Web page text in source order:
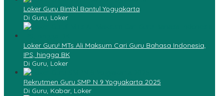
Loker Guru Bimbl Bantul Yogyakarta
Di Guru, Loker
Loker Guru! MTs Ali Maksum Cari Guru Bahasa Indonesia,
IPS, hingga BK
Di Guru, Loker
Rekrutmen Guru SMP N 9 Yogyakarta 2025
Di Guru, Kabar, Loker